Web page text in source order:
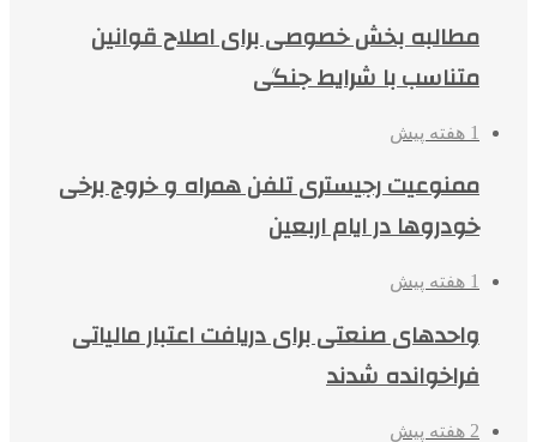
مطالبه بخش خصوصی برای اصلاح قوانین
متناسب با شرایط جنگی
1 هفته پیش
ممنوعیت رجیستری تلفن همراه و خروج برخی
خودروها در ایام اربعین
1 هفته پیش
واحدهای صنعتی برای دریافت اعتبار مالیاتی
فراخوانده شدند
2 هفته پیش